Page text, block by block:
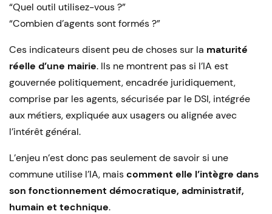
“Quel outil utilisez-vous ?”
“Combien d’agents sont formés ?”
Ces indicateurs disent peu de choses sur la maturité
réelle d’une mairie. Ils ne montrent pas si l’IA est
gouvernée politiquement, encadrée juridiquement,
comprise par les agents, sécurisée par le DSI, intégrée
aux métiers, expliquée aux usagers ou alignée avec
l’intérêt général.
L’enjeu n’est donc pas seulement de savoir si une
commune utilise l’IA, maiscomment elle l’intègre dans
son fonctionnement démocratique, administratif,
humain et technique.